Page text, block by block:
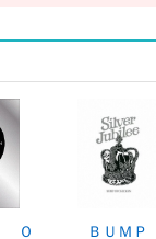
なないろ（初回